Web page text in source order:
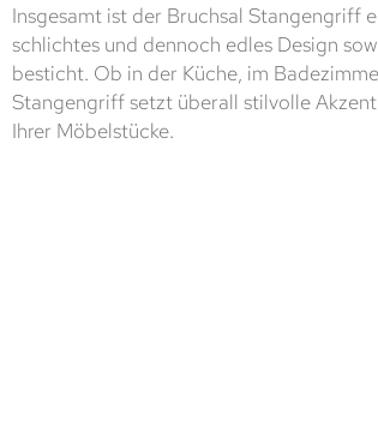
Insgesamt ist der Bruchsal Stangengriff
schlichtes und dennoch edles Design
besticht. Ob in der Küche, im
Stangengriff setzt überall stilvolle
Ihrer Möbelstücke.